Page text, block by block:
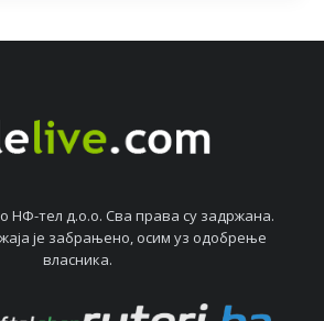
НФ-тeл д.о.о. Сва права су задржана.
јe забрањeно, осим уз одобрeњe
власника.